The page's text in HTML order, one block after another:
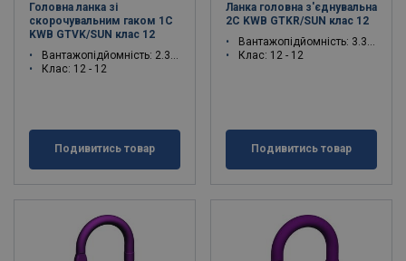
Головна ланка зі
скорочувальним гаком 1C
KWB GTVK/SUN клас 12
Вантажопідйомність: 2.36 - 12.2 тон
Клас: 12 - 12
Подивитись товар
Ланка головна з'єднувальна
2C KWB GTKR/SUN клас 12
Вантажопідйомність: 3.35 - 17 тон
Клас: 12 - 12
Подивитись товар